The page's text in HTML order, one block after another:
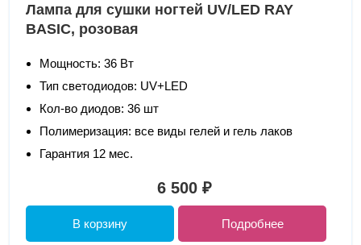
Лампа для сушки ногтей UV/LED RAY
BASIC, розовая
Мощность: 36 Вт
Тип светодиодов: UV+LED
Кол-во диодов: 36 шт
Полимеризация: все виды гелей и гель лаков
Гарантия 12 мес.
6 500 ₽
В корзину Подробнее